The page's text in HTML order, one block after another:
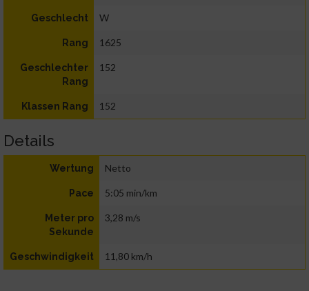
Geschlecht W
Rang 1625
Geschlechter
Rang
152
Klassen Rang 152
Details
Wertung Netto
Pace 5:05 min/km
Meter pro
Sekunde
3,28 m/s
Geschwindigkeit 11,80 km/h